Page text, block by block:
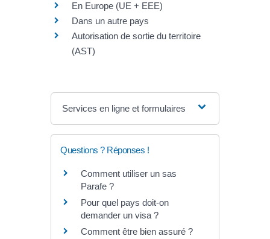
En Europe (UE + EEE)
Dans un autre pays
Autorisation de sortie du territoire
(AST)
Services en ligne et formulaires
Questions ? Réponses !
Comment utiliser un sas
Parafe ?
Pour quel pays doit-on
demander un visa ?
Comment être bien assuré ?